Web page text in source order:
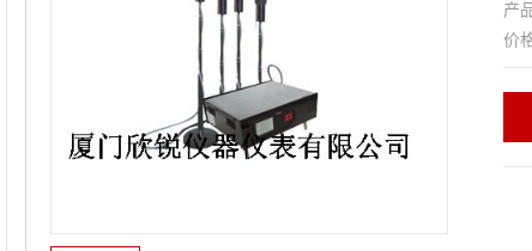
产
价